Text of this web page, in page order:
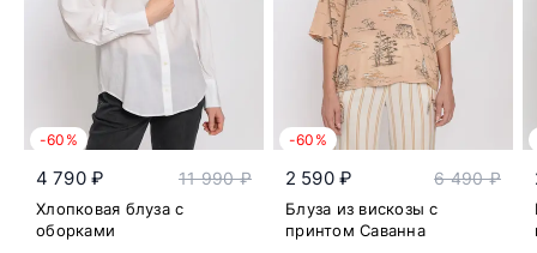
-60%
4 790 ₽ 11 990 ₽
Хлопковая блуза с
оборками
-60%
2 590 ₽ 6 490 ₽
Блуза из вискозы с
принтом Саванна